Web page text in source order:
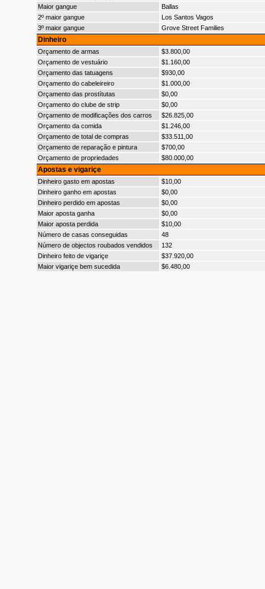
Maior gangue
Ballas
2º maior gangue
Los Santos Vagos
3º maior gangue
Grove Street Families
Dinheiro
Orçamento de armas
$3.800,00
Orçamento de vestuário
$1.160,00
Orçamento das tatuagens
$930,00
Orçamento do cabeleireiro
$1.000,00
Orçamento das prostítutas
$0,00
Orçamento do clube de strip
$0,00
Orçamento de modificações dos carros
$26.825,00
Orçamento da comida
$1.246,00
Orçamento de total de compras
$33.511,00
Orçamento de reparação e pintura
$700,00
Orçamento de propriedades
$80.000,00
Apostas e vigariçe
Dinheiro gasto em apostas
$10,00
Dinheiro ganho em apostas
$0,00
Dinheiro perdido em apostas
$0,00
Maior aposta ganha
$0,00
Maior aposta perdida
$10,00
Número de casas conseguidas
48
Número de objectos roubados vendidos
132
Dinheiro feito de vigariçe
$37.920,00
Maior vigariçe bem sucedida
$6.480,00